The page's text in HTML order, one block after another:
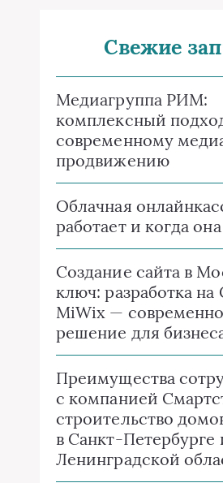
Свежие
Медиагруппа РИМ:
комплексный
современному
продвижению
Облачная
работает и когда
Создание сайта в
ключ: разработка на
MiWix —
решение для
Преимущества
с компанией
строительство
в Санкт-Петербурге
Ленинградской